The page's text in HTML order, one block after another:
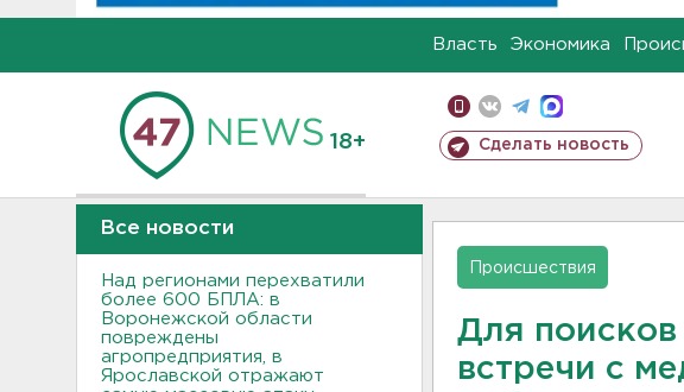
Власть Экономика
18+ Сделать новость
Все новости
Над регионами перехватили
более 600 БПЛА: в
Воронежской области
повреждены
агропредприятия, в
Ярославской отражают
Происшествия
Для
встречи с